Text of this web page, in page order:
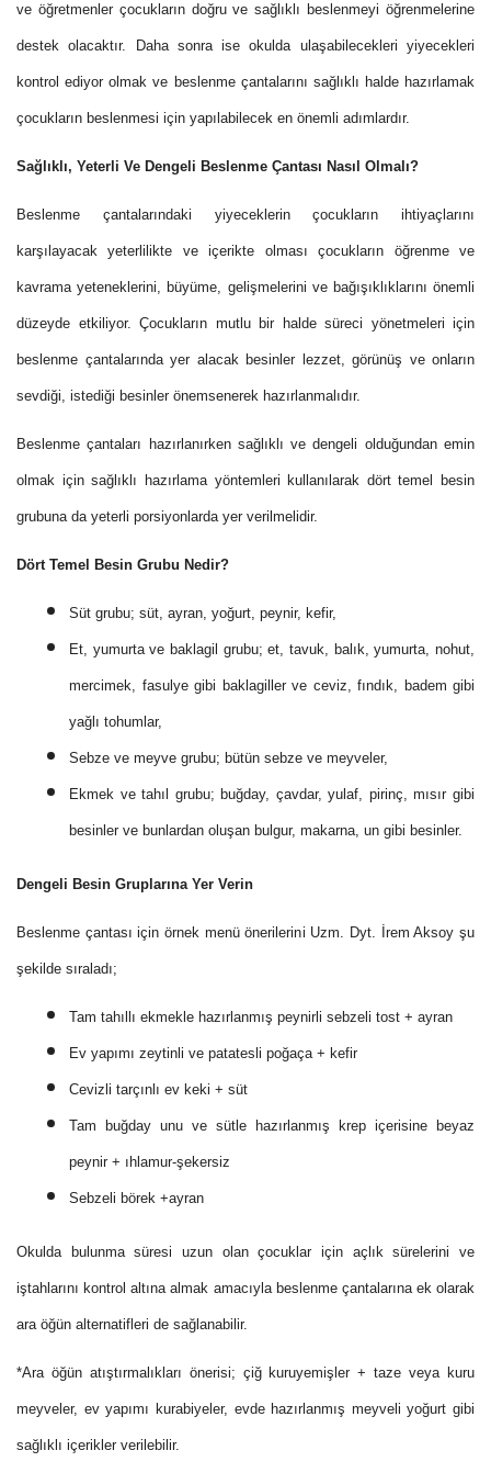
ve öğretmenler çocukların doğru ve sağlıklı beslenmeyi öğrenmelerine
destek olacaktır. Daha sonra ise okulda ulaşabilecekleri yiyecekleri
kontrol ediyor olmak ve beslenme çantalarını sağlıklı halde hazırlamak
çocukların beslenmesi için yapılabilecek en önemli adımlardır.
Sağlıklı, Yeterli Ve Dengeli Beslenme Çantası Nasıl Olmalı?
Beslenme çantalarındaki yiyeceklerin çocukların ihtiyaçlarını
karşılayacak yeterlilikte ve içerikte olması çocukların öğrenme ve
kavrama yeteneklerini, büyüme, gelişmelerini ve bağışıklıklarını önemli
düzeyde etkiliyor. Çocukların mutlu bir halde süreci yönetmeleri için
beslenme çantalarında yer alacak besinler lezzet, görünüş ve onların
sevdiği, istediği besinler önemsenerek hazırlanmalıdır.
Beslenme çantaları hazırlanırken sağlıklı ve dengeli olduğundan emin
olmak için sağlıklı hazırlama yöntemleri kullanılarak dört temel besin
grubuna da yeterli porsiyonlarda yer verilmelidir.
Dört Temel Besin Grubu Nedir?
Süt grubu; süt, ayran, yoğurt, peynir, kefir,
Et, yumurta ve baklagil grubu; et, tavuk, balık, yumurta, nohut,
mercimek, fasulye gibi baklagiller ve ceviz, fındık, badem gibi
yağlı tohumlar,
Sebze ve meyve grubu; bütün sebze ve meyveler,
Ekmek ve tahıl grubu; buğday, çavdar, yulaf, pirinç, mısır gibi
besinler ve bunlardan oluşan bulgur, makarna, un gibi besinler.
Dengeli Besin Gruplarına Yer Verin
Beslenme çantası için örnek menü önerilerini Uzm. Dyt. İrem Aksoy şu
şekilde sıraladı;
Tam tahıllı ekmekle hazırlanmış peynirli sebzeli tost + ayran
Ev yapımı zeytinli ve patatesli poğaça + kefir
Cevizli tarçınlı ev keki + süt
Tam buğday unu ve sütle hazırlanmış krep içerisine beyaz
peynir + ıhlamur-şekersiz
Sebzeli börek +ayran
Okulda bulunma süresi uzun olan çocuklar için açlık sürelerini ve
iştahlarını kontrol altına almak amacıyla beslenme çantalarına ek olarak
ara öğün alternatifleri de sağlanabilir.
*Ara öğün atıştırmalıkları önerisi; çiğ kuruyemişler + taze veya kuru
meyveler, ev yapımı kurabiyeler, evde hazırlanmış meyveli yoğurt gibi
sağlıklı içerikler verilebilir.